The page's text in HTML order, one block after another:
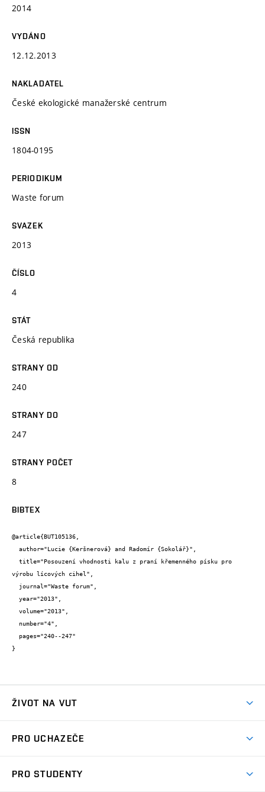
2014
VYDÁNO
12.12.2013
NAKLADATEL
České ekologické manažerské centrum
ISSN
1804-0195
PERIODIKUM
Waste forum
SVAZEK
2013
ČÍSLO
4
STÁT
Česká republika
STRANY OD
240
STRANY DO
247
STRANY POČET
8
BIBTEX
@article{BUT105136,
výrobu lícových cihel",
}
ŽIVOT NA VUT
Koleje
PRO UCHAZEČE
PRO STUDENTY